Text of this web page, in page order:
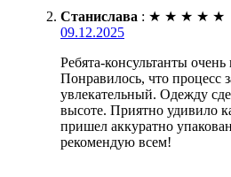
Станислава : ★ ★ ★ ★ ★
09.12.2025
Ребята-консультанты
Понравилось, что процесс
увлекательный. Одежду
высоте. Приятно удивило
пришел аккуратно
рекомендую всем!